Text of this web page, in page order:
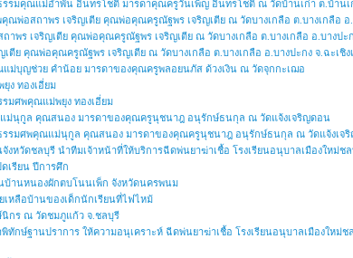
รรมคุณแม่อำพัน อินทรโชติ มารดาคุณครูวันเพ็ญ อินทรโชติ ณ วัดบ้านเก่า ต.บ้าน
ณพ่อสถาพร เจริญเตีย คุณพ่อคุณครูณัฐพร เจริญเตีย ณ วัดบางเกลือ ต.บางเกลือ อ.
พร เจริญเตีย คุณพ่อคุณครูณัฐพร เจริญเตีย ณ วัดบางเกลือ ต.บางเกลือ อ.บางปะก
ย คุณพ่อคุณครูณัฐพร เจริญเตีย ณ วัดบางเกลือ ต.บางเกลือ อ.บางปะกง จ.ฉะเชิง
ม่บุญช่วย คำน้อย มารดาของคุณครูพลอยนภัส ด้วงเงิน ณ วัดจุกกะเฌอ
ง ทองเอี่ยม
รมศพคุณแม่พยุง ทองเอี่ยม
แม่นุกูล คุณสนอง มารดาของคุณครูนุชนาฎ อนุรักษ์ธนกุล ณ วัดแจ้งเจริญดอน
ธรรมศพคุณแม่นุกูล คุณสนอง มารดาของคุณครูนุชนาฎ อนุรักษ์ธนกุล ณ วัดแจ้งเจ
หวัดชลบุรี นำทีมเจ้าหน้าที่ให้บริการฉีดพ่นยาฆ่าเชื้อ โรงเรียนอนุบาลเมืองใหม่ช
เรียน ปีการศึก
บ้านหนองผักตบโนนเพ็ก จังหวัดนครพนม
หลือบ้านของเด็กนักเรียนที่ไฟไหม้
นิกร ณ วัดชมภูแก้ว จ.ชลบุรี
ทักษ์ฐานปราการ ให้ความอนุเคราะห์ ฉีดพ่นยาฆ่าเชื้อ โรงเรียนอนุบาลเมืองใหม่